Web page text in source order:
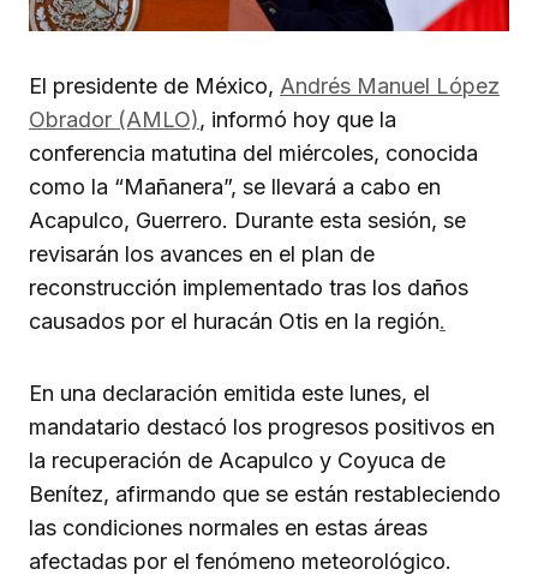
El presidente de México, Andrés Manuel López
Obrador (AMLO), informó hoy que la
conferencia matutina del miércoles, conocida
como la “Mañanera”, se llevará a cabo en
Acapulco, Guerrero. Durante esta sesión, se
revisarán los avances en el plan de
reconstrucción implementado tras los daños
causados por el huracán Otis en la región.
En una declaración emitida este lunes, el
mandatario destacó los progresos positivos en
la recuperación de Acapulco y Coyuca de
Benítez, afirmando que se están restableciendo
las condiciones normales en estas áreas
afectadas por el fenómeno meteorológico.